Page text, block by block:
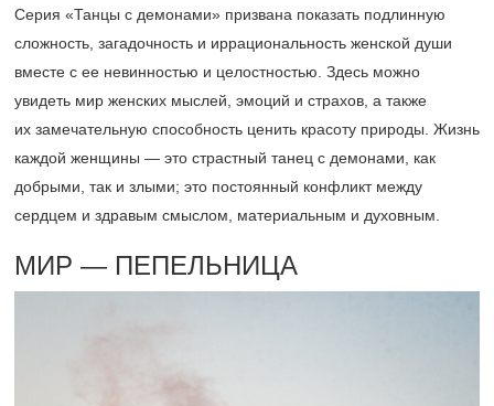
Серия «Танцы с демонами» призвана показать подлинную
сложность, загадочность и иррациональность женской души
вместе с ее невинностью и целостностью. Здесь можно
увидеть мир женских мыслей, эмоций и страхов, а также
их замечательную способность ценить красоту природы. Жизнь
каждой женщины — это страстный танец с демонами, как
добрыми, так и злыми; это постоянный конфликт между
сердцем и здравым смыслом, материальным и духовным.
МИР — ПЕПЕЛЬНИЦА